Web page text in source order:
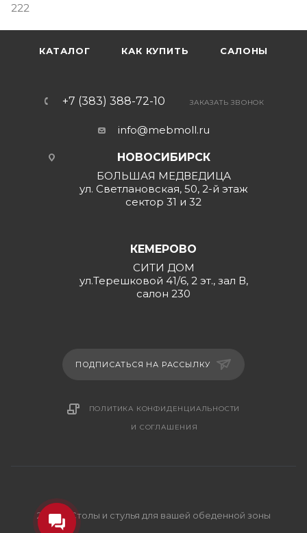
222
КАТАЛОГ КАК КУПИТЬ САЛОНЫ
+7 (383) 388-72-10 ЗАКАЗАТЬ ЗВОНОК
info@mebmoll.ru
НОВОСИБИРСК
БОЛЬШАЯ МЕДВЕДИЦА
ул. Светлановская, 50, 2-й этаж
сектор 31 и 32
КЕМЕРОВО
СИТИ ДОМ
ул.Терешковой 41/6, 2 эт., зал В,
салон 230
ПОДПИСАТЬСЯ НА РАССЫЛКУ
ПОЛИТИКА КОНФИДЕНЦИАЛЬНОСТИ
И СОГЛАШЕНИЯ
2026 © Столы и стулья для вашей обеденной зоны